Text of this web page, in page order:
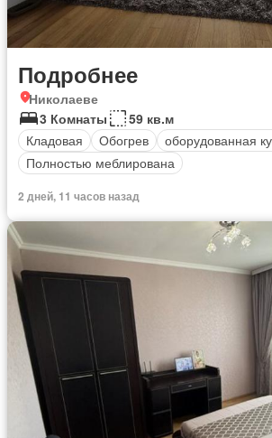
Подробнее
Николаеве
3 Комнаты
59 кв.м
Кладовая
Обогрев
оборудованная
Полностью меблирована
2 дней, 11 часов назад